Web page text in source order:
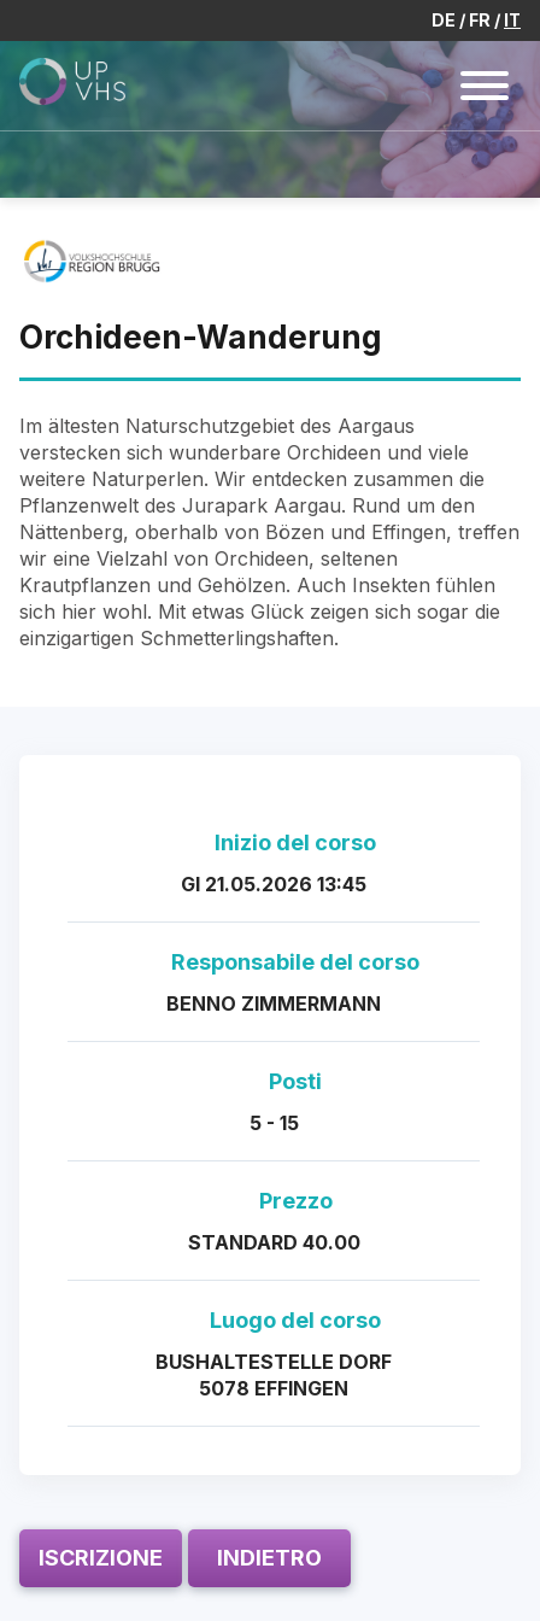
DE FR IT
Orchideen-Wanderung
Im ältesten Naturschutzgebiet des Aargaus
verstecken sich wunderbare Orchideen und viele
weitere Naturperlen. Wir entdecken zusammen die
Pflanzenwelt des Jurapark Aargau. Rund um den
Nättenberg, oberhalb von Bözen und Effingen, treffen
wir eine Vielzahl von Orchideen, seltenen
Krautpflanzen und Gehölzen. Auch Insekten fühlen
sich hier wohl. Mit etwas Glück zeigen sich sogar die
einzigartigen Schmetterlingshaften.
Inizio del corso
GI 21.05.2026 13:45
Responsabile del corso
BENNO ZIMMERMANN
Posti
5 - 15
Prezzo
STANDARD 40.00
Luogo del corso
BUSHALTESTELLE DORF
5078 EFFINGEN
ISCRIZIONE INDIETRO